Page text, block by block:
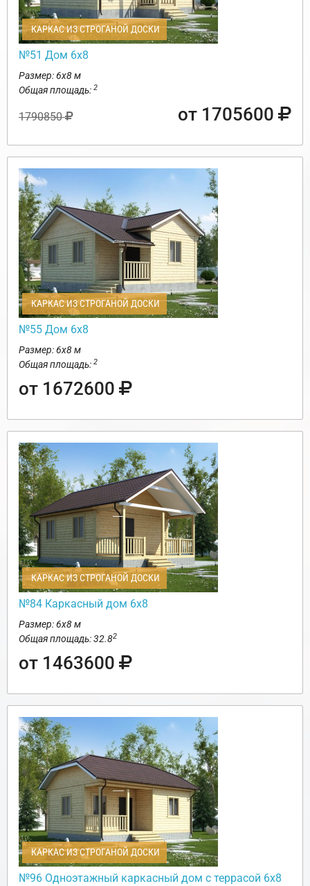
КАРКАС ИЗ СТРОГАНОЙ ДОСКИ
№51 Дом 6х8
Размер: 6х8 м
Общая площадь: 2
1790850 от 1705600
КАРКАС ИЗ СТРОГАНОЙ ДОСКИ
№55 Дом 6х8
Размер: 6х8 м
Общая площадь: 2
от 1672600
КАРКАС ИЗ СТРОГАНОЙ ДОСКИ
№84 Каркасный дом 6х8
Размер: 6х8 м
Общая площадь: 32.82
от 1463600
КАРКАС ИЗ СТРОГАНОЙ ДОСКИ
№96 Одноэтажный каркасный дом с террасой 6х8